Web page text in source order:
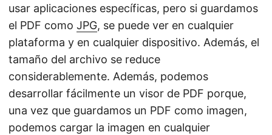
usar aplicaciones específicas, pero si guardamos
el PDF como JPG, se puede ver en cualquier
plataforma y en cualquier dispositivo. Además, el
tamaño del archivo se reduce
considerablemente. Además, podemos
desarrollar fácilmente un visor de PDF porque,
una vez que guardamos un PDF como imagen,
podemos cargar la imagen en cualquier